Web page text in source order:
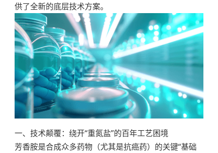
供了全新的底层技术方案。
一、技术颠覆：绕开“重氮盐”的百年工艺困境
芳香胺是合成众多药物（尤其是抗癌药）的关键“基础